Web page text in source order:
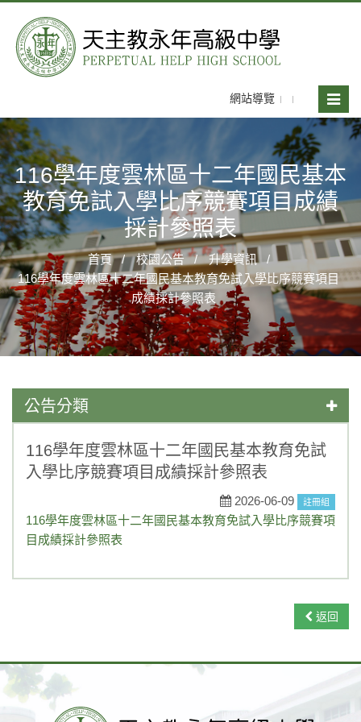
網站導覽
Toggle
116學年度雲林區十二年國民基本
教育免試入學比序競賽項目成績
採計參照表
首頁 校園公告
升學資訊
116學年度雲林區十二年國民基本教育免試入學比序競賽項目
成績採計參照表
公告分類
學藝競試
一般公告
媒體報導
榮譽榜
活動競賽
重要訊息
116學年度雲林區十二年國民基本教育免試
入學比序競賽項目成績採計參照表
2026-06-09 註冊組
116學年度雲林區十二年國民基本教育免試入學比序競賽項
目成績採計參照表
返回